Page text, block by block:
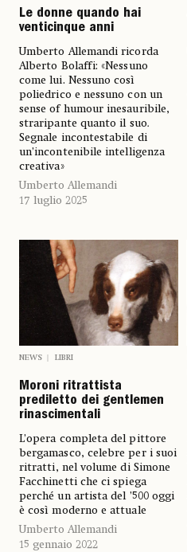
Le donne quando hai
venticinque anni
Umberto Allemandi ricorda
Alberto Bolaffi: «Nessuno
come lui. Nessuno così
poliedrico e nessuno con un
sense of humour inesauribile,
straripante quanto il suo.
Segnale incontestabile di
un’incontenibile intelligenza
creativa»
Umberto Allemandi
17 luglio 2025
NEWS LIBRI
Moroni ritrattista
prediletto dei gentlemen
rinascimentali
L’opera completa del pittore
bergamasco, celebre per i suoi
ritratti, nel volume di Simone
Facchinetti che ci spiega
perché un artista del ’500 oggi
è così moderno e attuale
Umberto Allemandi
15 gennaio 2022